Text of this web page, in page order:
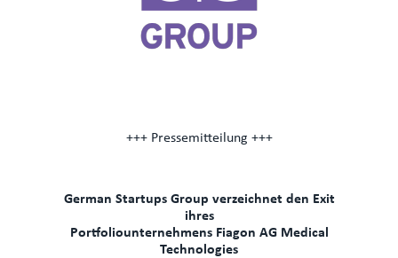
+++ Pressemitteilung +++
German Startups Group verzeichnet den Exit
ihres
Portfoliounternehmens Fiagon AG Medical
Technologies